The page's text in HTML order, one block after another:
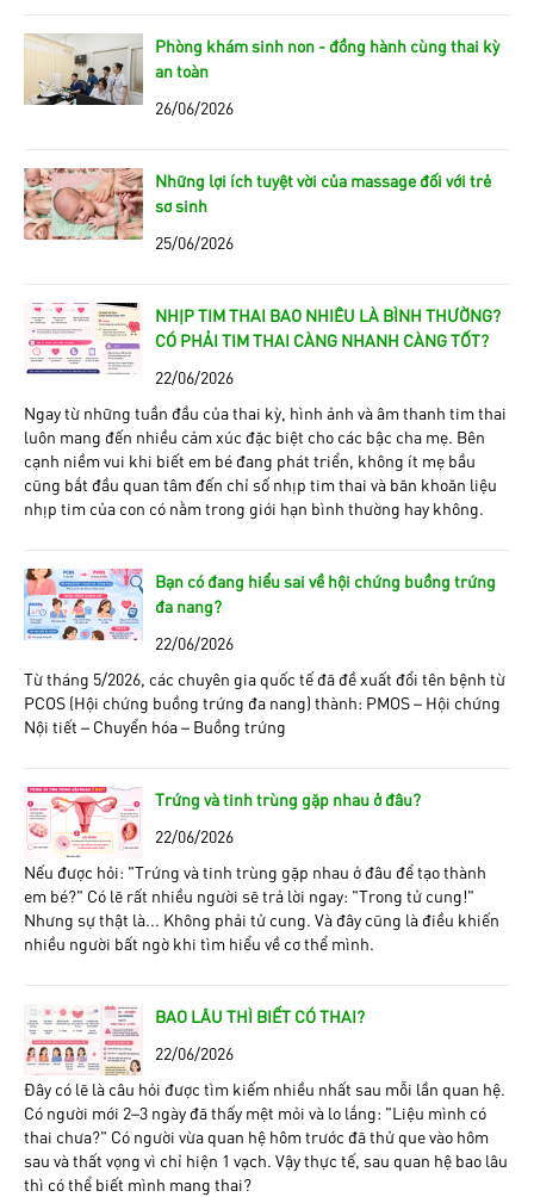
Phòng khám sinh non - đồng hành cùng thai kỳ
an toàn
26/06/2026
Những lợi ích tuyệt vời của massage đối với trẻ
sơ sinh
25/06/2026
NHỊP TIM THAI BAO NHIÊU LÀ BÌNH THƯỜNG?
CÓ PHẢI TIM THAI CÀNG NHANH CÀNG TỐT?
22/06/2026
Ngay từ những tuần đầu của thai kỳ, hình ảnh và âm thanh tim thai
luôn mang đến nhiều cảm xúc đặc biệt cho các bậc cha mẹ. Bên
cạnh niềm vui khi biết em bé đang phát triển, không ít mẹ bầu
cũng bắt đầu quan tâm đến chỉ số nhịp tim thai và băn khoăn liệu
nhịp tim của con có nằm trong giới hạn bình thường hay không.
Bạn có đang hiểu sai về hội chứng buồng trứng
đa nang?
22/06/2026
Từ tháng 5/2026, các chuyên gia quốc tế đã đề xuất đổi tên bệnh từ
PCOS (Hội chứng buồng trứng đa nang) thành: PMOS – Hội chứng
Nội tiết – Chuyển hóa – Buồng trứng
Trứng và tinh trùng gặp nhau ở đâu?
22/06/2026
Nếu được hỏi: “Trứng và tinh trùng gặp nhau ở đâu để tạo thành
em bé?” Có lẽ rất nhiều người sẽ trả lời ngay: "Trong tử cung!"
Nhưng sự thật là... Không phải tử cung. Và đây cũng là điều khiến
nhiều người bất ngờ khi tìm hiểu về cơ thể mình.
BAO LÂU THÌ BIẾT CÓ THAI?
22/06/2026
Đây có lẽ là câu hỏi được tìm kiếm nhiều nhất sau mỗi lần quan hệ.
Có người mới 2–3 ngày đã thấy mệt mỏi và lo lắng: "Liệu mình có
thai chưa?" Có người vừa quan hệ hôm trước đã thử que vào hôm
sau và thất vọng vì chỉ hiện 1 vạch. Vậy thực tế, sau quan hệ bao lâu
thì có thể biết mình mang thai?